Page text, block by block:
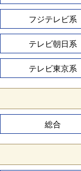
フジテレビ系
テレビ朝日系
テレビ東京系
総合